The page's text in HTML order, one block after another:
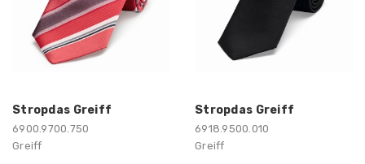
Stropdas Greiff
6900.9700.750
Greiff
Stropdas Greiff
6918.9500.010
Greiff